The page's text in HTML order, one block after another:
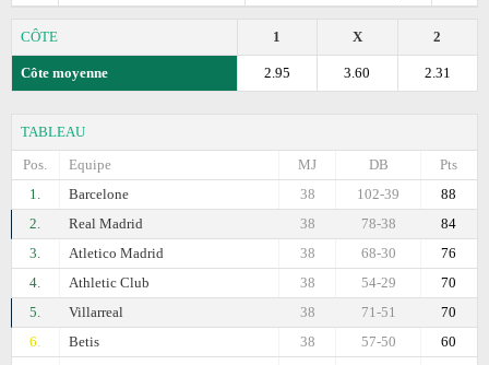
CÔTE 2
X
1
Côte moyenne 2.31
3.60
2.95
TABLEAU
Pos.
Equipe Pts
DB
MJ
1.
Barcelonе 88
102-39
38
2.
Real Madrid 84
78-38
38
3.
Atletico Madrid 76
68-30
38
4.
Athletic Club 70
54-29
38
5.
Villarreal 70
71-51
38
6.
Betis 60
57-50
38